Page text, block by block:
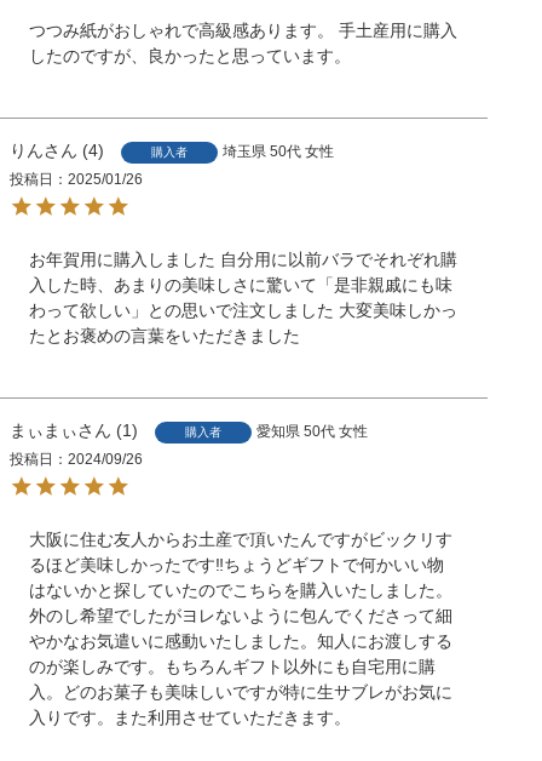
つつみ紙がおしゃれで高級感あります。 手土産用に購入
したのですが、良かったと思っています。
りん 4 購入者 埼玉県 50代 女性
投稿日
2025/01/26
お年賀用に購入しました 自分用に以前バラでそれぞれ購
入した時、あまりの美味しさに驚いて「是非親戚にも味
わって欲しい」との思いで注文しました 大変美味しかっ
たとお褒めの言葉をいただきました
まぃまぃ 1 購入者 愛知県 50代 女性
投稿日
2024/09/26
大阪に住む友人からお土産で頂いたんですがビックリす
るほど美味しかったです‼︎ちょうどギフトで何かいい物
はないかと探していたのでこちらを購入いたしました。
外のし希望でしたがヨレないように包んでくださって細
やかなお気遣いに感動いたしました。知人にお渡しする
のが楽しみです。もちろんギフト以外にも自宅用に購
入。どのお菓子も美味しいですが特に生サブレがお気に
入りです。また利用させていただきます。